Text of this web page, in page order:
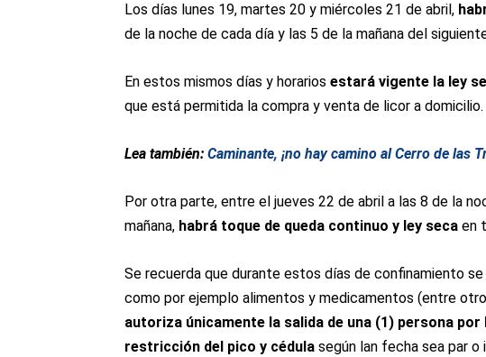
Los días lunes 19, martes 20 y miércoles 21 de abril,
de la noche de cada día y las 5 de la mañana del
En estos mismos días y horarios estará vigente la ley
que está permitida la compra y venta de licor a domicilio.
Lea también: Caminante, ¡no hay camino al Cerro de las
Por otra parte, entre el jueves 22 de abril a las 8 de la
mañana, habrá toque de queda continuo y ley seca en
Se recuerda que durante estos días de confinamiento
como por ejemplo alimentos y medicamentos (entre
autoriza únicamente la salida de una (1) persona
restricción del pico y cédula según lan fecha sea par o